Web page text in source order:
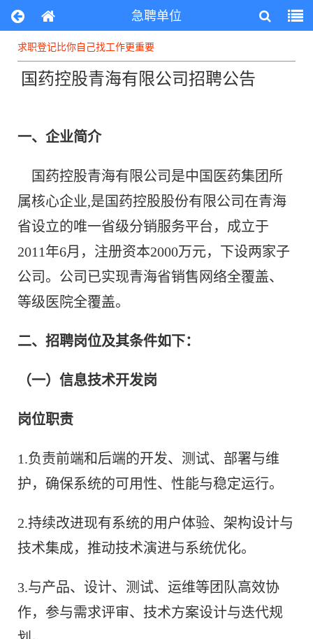
急聘单位
求职登记比你自己找工作更重要
求职登记比你自己找工作更重要
求职登记比你自己找工作更重要
国药控股青海有限公司招聘公告
一、企业简介
国药控股青海有限公司是中国医药集团所
属核心企业,是国药控股股份有限公司在青海
省设立的唯一省级分销服务平台，成立于
2011年6月，注册资本2000万元，下设两家子
公司。公司已实现青海省销售网络全覆盖、
等级医院全覆盖。
二、招聘岗位及其条件如下：
（一）信息技术开发岗
岗位职责
1.负责前端和后端的开发、测试、部署与维
护，确保系统的可用性、性能与稳定运行。
2.持续改进现有系统的用户体验、架构设计与
技术集成，推动技术演进与系统优化。
3.与产品、设计、测试、运维等团队高效协
作，参与需求评审、技术方案设计与迭代规